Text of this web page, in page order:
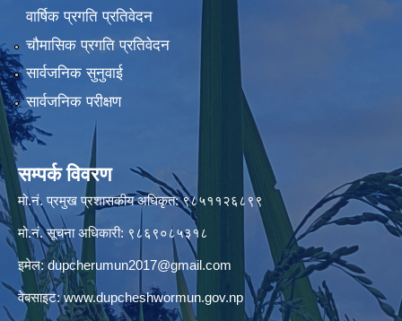
वार्षिक प्रगति प्रतिवेदन
चौमासिक प्रगति प्रतिवेदन
सार्वजनिक सुनुवाई
सार्वजनिक परीक्षण
सम्पर्क विवरण
मो.नं. प्रमुख प्रशासकीय अधिकृत: ९८५११२६८९९
मो.नं. सूचना अधिकारी: ९८६९०८५३१८
इमेल:dupcherumun2017@gmail.com
वेबसाइट:www.dupcheshwormun.gov.np